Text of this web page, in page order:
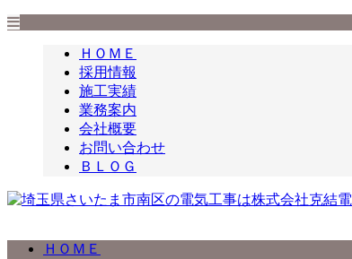
ＨＯＭＥ
採用情報
施工実績
業務案内
会社概要
お問い合わせ
ＢＬＯＧ
ＨＯＭＥ